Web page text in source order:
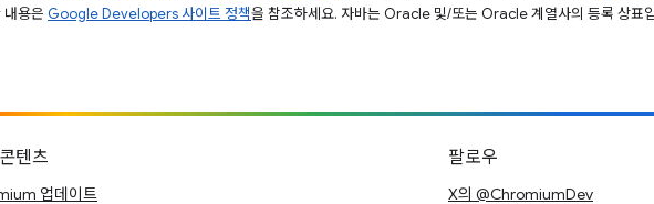
내용은 Google Developers 사이트 정책을 참조하세요. 자바는 Oracle 및/또는 Oracle 계열사의 등록 상표
텐츠
업데이트
팔로우
X의 @ChromiumDev